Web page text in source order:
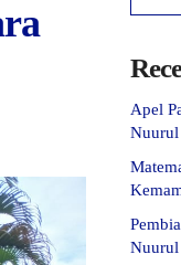
Apel
Nuurul
Nuurul